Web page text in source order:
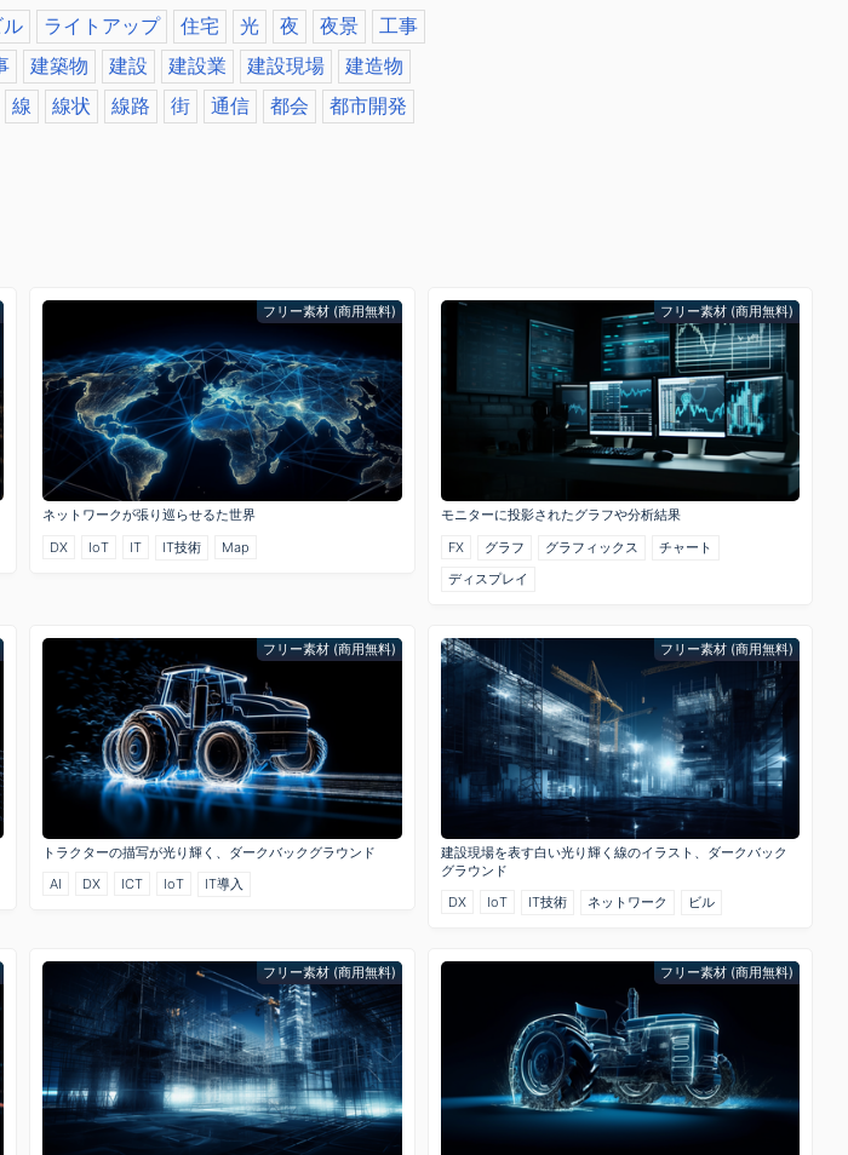
ル ライトアップ 住宅 光 夜 夜景
工事
建築物 建設 建設業 建設現場
建造物
線 線状 線路 街 通信 都会
都市開発
フリー素材 (商用無料)
ネットワークが張り巡らせるた世界
DX
IoT IT IT技術 Map
フリー素材 (商用無料)
モニターに投影されたグラフや分析結果
FX
グラフ グラフィックス
チャート
ディスプレイ
フリー素材 (商用無料)
トラクターの描写が光り輝く、ダークバックグラウンド
AI
DX ICT IoT IT導入
フリー素材 (商用無料)
建設現場を表す白い光り輝く線のイラスト、ダークバック
グラウンド
DX
IoT IT技術 ネットワーク ビル
フリー素材 (商用無料) フリー素材 (商用無料)